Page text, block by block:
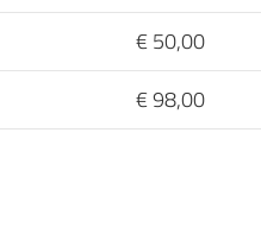
€ 50,00
€ 98,00